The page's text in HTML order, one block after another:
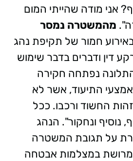
אני מודה שהייתי המום
מהמשטרה נמסר
חמור של תקיפת נהג
דין ודברים בדבר שימוש
נפתחה חקירה
התיעוד, אשר לא
החשוד ורכבו. ככל
נוסיף ונחקור". הנהג
על תגובת המשטרה
מרושת במצלמות אבטחה